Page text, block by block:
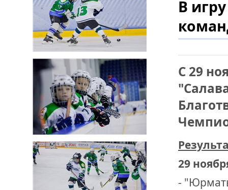
«УРАЛ»
ПОЖАРОВ
ДРУЖБА НЕ
В ДОМЕ
В
С 29
29
-